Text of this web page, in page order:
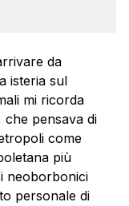
da
isteria sul
mi ricorda
pensava di
come
più
neoborbonici
personale di